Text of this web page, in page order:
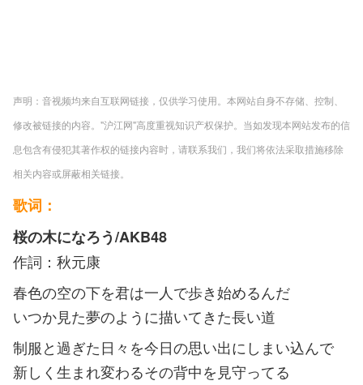
声明：音视频均来自互联网链接，仅供学习使用。本网站自身不存储、控制、
修改被链接的内容。"沪江网"高度重视知识产权保护。当如发现本网站发布的信
息包含有侵犯其著作权的链接内容时，请联系我们，我们将依法采取措施移除
相关内容或屏蔽相关链接。
歌词：
桜の木になろう/AKB48
作詞：秋元康
春色の空の下を君は一人で歩き始めるんだ
いつか見た夢のように描いてきた長い道
制服と過ぎた日々を今日の思い出にしまい込んで
新しく生まれ変わるその背中を見守ってる